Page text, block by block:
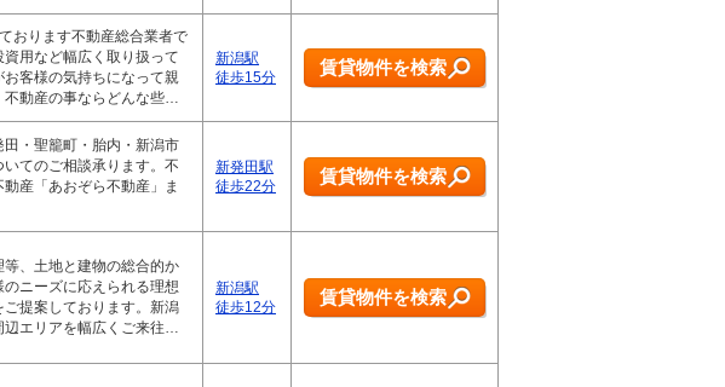
おります不動産総合業者で
用など幅広く取り扱って
客様の気持ちになって親
不動産の事ならどんな些…
新潟駅
徒歩15分
賃貸物件を検索
田・聖籠町・胎内・新潟市
てのご相談承ります。不
産「あおぞら不動産」ま
新発田駅
徒歩22分
賃貸物件を検索
、土地と建物の総合的か
ニーズに応えられる理想
提案しております。新潟
辺エリアを幅広くご来往…
新潟駅
徒歩12分
賃貸物件を検索